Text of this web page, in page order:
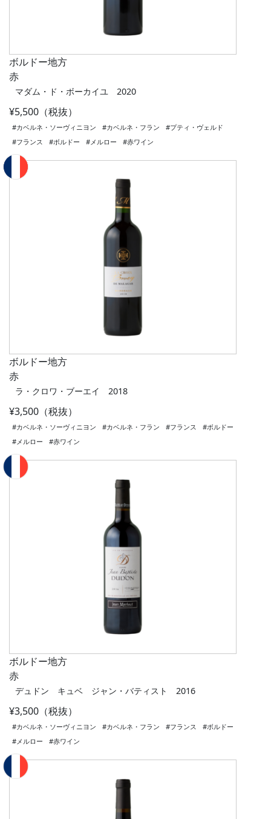
ボルドー地方
赤
マダム・ド・ボーカイユ 2020
¥5,500（税抜）
#カベルネ・ソーヴィニヨン #カベルネ・フラン
#プティ・ヴェルド
#フランス
#ボルドー #メルロー #赤ワイン
ボルドー地方
赤
ラ・クロワ・ブーエイ 2018
¥3,500（税抜）
#カベルネ・ソーヴィニヨン #カベルネ・フラン #フランス
#ボルドー
#メルロー
#赤ワイン
ボルドー地方
赤
デュドン キュベ ジャン・バティスト 2016
¥3,500（税抜）
#カベルネ・ソーヴィニヨン #カベルネ・フラン #フランス
#ボルドー
#メルロー
#赤ワイン